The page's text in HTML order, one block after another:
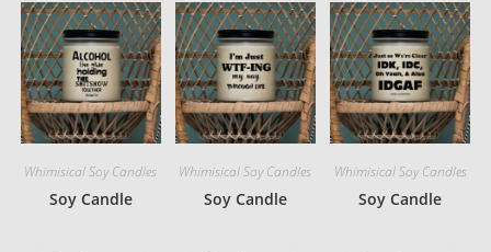
Whimisical Soy Candles
Soy Candle
Whimisical Soy Candles
Soy Candle
Whimisical Soy Candles
Soy Candle